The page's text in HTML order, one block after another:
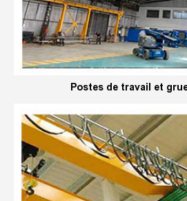
Postes de travail et